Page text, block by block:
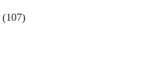
(107)